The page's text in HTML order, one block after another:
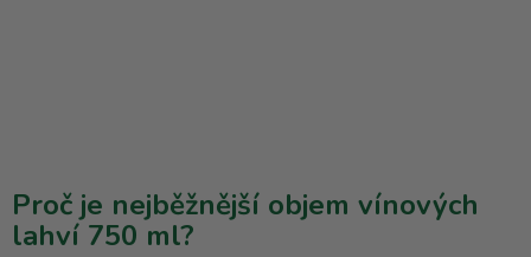
Proč je nejběžnější objem vínových
lahví 750 ml?